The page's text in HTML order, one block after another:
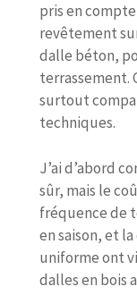
pris en
revêtement
dalle béton,
terrassement.
surtout
techniques.
J’ai d’abord
sûr, mais le
fréquence de
en saison, et
uniforme ont
dalles en bois